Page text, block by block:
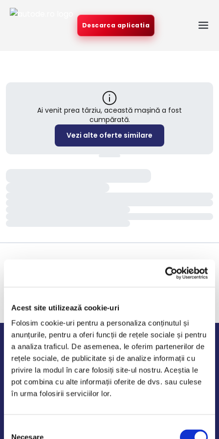
Acest site utilizează cookie-uri
Folosim cookie-uri pentru a personaliza conținutul și
anunțurile, pentru a oferi funcții de rețele sociale și pentru
a analiza traficul. De asemenea, le oferim partenerilor de
rețele sociale, de publicitate și de analize informații cu
privire la modul în care folosiți site-ul nostru. Aceștia le
pot combina cu alte informații oferite de dvs. sau culese
în urma folosirii serviciilor lor.
Necesare
Descarca aplicatia
Ai venit prea târziu, această mașină a fost
cumpărată.
Vezi alte oferte similare
Program de lucru
Luni - Vineri: 09:00-18:00
Sambata - Duminica: 10:00-14:00